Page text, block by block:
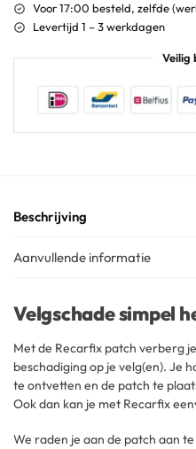
Voor 17:00 besteld, zelfde
Levertijd 1 – 3 werkdagen
Veilig
Beschrijving
Aanvullende informatie
Velgschade simpel
Met de Recarfix patch verberg
beschadiging op je velg(en). Je
te ontvetten en de patch te
Ook dan kan je met Recarfix
We raden je aan de patch aan